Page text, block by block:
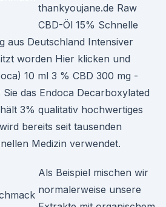
thankyoujane.de Raw
CBD-Öl 15% Schnelle
aus Deutschland Intensiver
worden Hier klicken und
10 ml 3 % CBD 300 mg -
das Endoca Decarboxylated
3% qualitativ hochwertiges
bereits seit tausenden
Medizin verwendet.
Als Beispiel mischen wir
normalerweise unsere